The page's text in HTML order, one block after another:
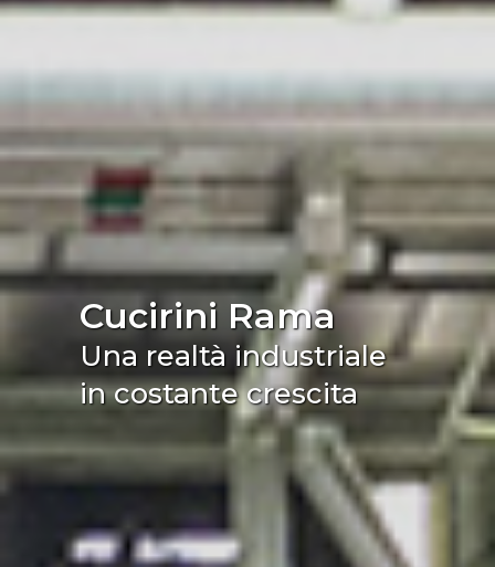
Cucirini Rama
Una realtà industriale
in costante crescita